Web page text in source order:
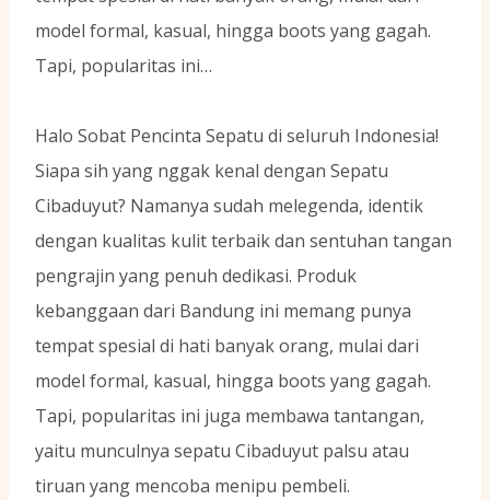
model formal, kasual, hingga boots yang gagah.
Tapi, popularitas ini…
Halo Sobat Pencinta Sepatu di seluruh Indonesia!
Siapa sih yang nggak kenal dengan Sepatu
Cibaduyut? Namanya sudah melegenda, identik
dengan kualitas kulit terbaik dan sentuhan tangan
pengrajin yang penuh dedikasi. Produk
kebanggaan dari Bandung ini memang punya
tempat spesial di hati banyak orang, mulai dari
model formal, kasual, hingga boots yang gagah.
Tapi, popularitas ini juga membawa tantangan,
yaitu munculnya sepatu Cibaduyut palsu atau
tiruan yang mencoba menipu pembeli.